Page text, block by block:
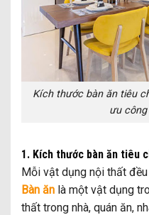
Kích thước bàn ăn tiêu
ưu
1. Kích thước bàn ăn tiêu
Mỗi vật dụng nội thất
Bàn ăn là một vật dụng
thất trong nhà, quán ăn,